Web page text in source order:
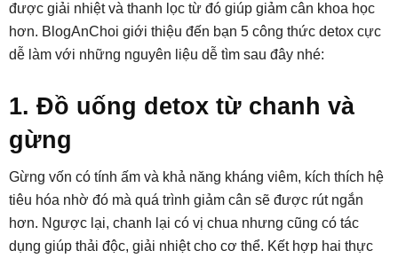
được giải nhiệt và thanh lọc từ đó giúp giảm cân khoa học
hơn. BlogAnChoi giới thiệu đến bạn 5 công thức detox cực
dễ làm với những nguyên liệu dễ tìm sau đây nhé:
1. Đồ uống detox từ chanh và
gừng
Gừng vốn có tính ấm và khả năng kháng viêm, kích thích hệ
tiêu hóa nhờ đó mà quá trình giảm cân sẽ được rút ngắn
hơn. Ngược lại, chanh lại có vị chua nhưng cũng có tác
dụng giúp thải độc, giải nhiệt cho cơ thể. Kết hợp hai thực